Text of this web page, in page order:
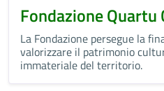
Fondazione Quartu
La Fondazione persegue la
valorizzare il patrimonio
immateriale del territorio.